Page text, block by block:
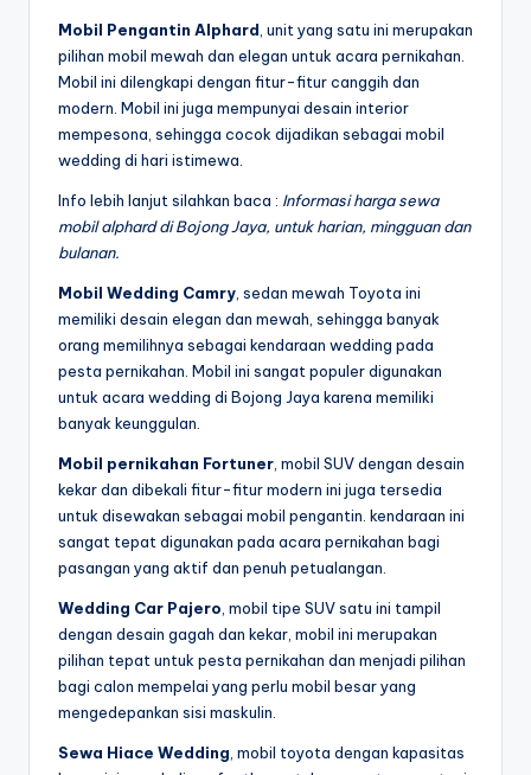
Mobil Pengantin Alphard , unit yang satu ini merupakan
pilihan mobil mewah dan elegan untuk acara pernikahan.
Mobil ini dilengkapi dengan fitur-fitur canggih dan
modern. Mobil ini juga mempunyai desain interior
mempesona, sehingga cocok dijadikan sebagai mobil
wedding di hari istimewa.
Info lebih lanjut silahkan baca : Informasi harga sewa
mobil alphard di Bojong Jaya, untuk harian, mingguan dan
bulanan.
Mobil Wedding Camry , sedan mewah Toyota ini
memiliki desain elegan dan mewah, sehingga banyak
orang memilihnya sebagai kendaraan wedding pada
pesta pernikahan. Mobil ini sangat populer digunakan
untuk acara wedding di Bojong Jaya karena memiliki
banyak keunggulan.
Mobil pernikahan Fortuner , mobil SUV dengan desain
kekar dan dibekali fitur-fitur modern ini juga tersedia
untuk disewakan sebagai mobil pengantin. kendaraan ini
sangat tepat digunakan pada acara pernikahan bagi
pasangan yang aktif dan penuh petualangan.
Wedding Car Pajero , mobil tipe SUV satu ini tampil
dengan desain gagah dan kekar, mobil ini merupakan
pilihan tepat untuk pesta pernikahan dan menjadi pilihan
bagi calon mempelai yang perlu mobil besar yang
mengedepankan sisi maskulin.
Sewa Hiace Wedding , mobil toyota dengan kapasitas